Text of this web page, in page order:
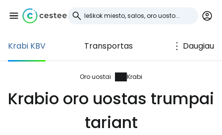
Krabi KBV Transportas Daugiau
Oro uostai Krabi
Krabio oro uostas trumpai
tariant
Prisijunkite prie
Cestee
... pasaulinė kelionių bendruomenė